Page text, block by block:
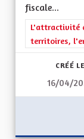
fiscale...
Filtrer les
L'attractivité
territoires,
CRÉÉ LE
16/04/